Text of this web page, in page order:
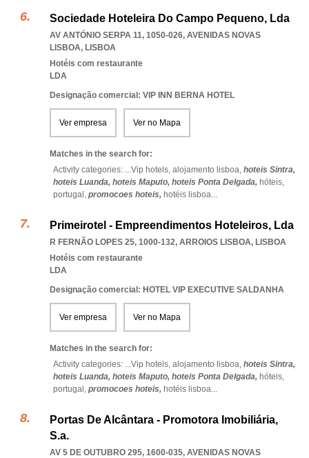
Sociedade Hoteleira Do Campo Pequeno, Lda
AV ANTÓNIO SERPA 11, 1050-026, AVENIDAS NOVAS
LISBOA, LISBOA
Hotéis com restaurante
LDA
Designação comercial: VIP INN BERNA HOTEL
Ver empresa Ver no Mapa
Matches in the search for:
Activity categories: ...Vip hotels, alojamento lisboa, hoteis Sintra,
hoteis Luanda, hoteis Maputo, hoteis Ponta Delgada, hóteis,
portugal, promocoes hoteis, hotéis lisboa...
Primeirotel - Empreendimentos Hoteleiros, Lda
R FERNÃO LOPES 25, 1000-132, ARROIOS LISBOA, LISBOA
Hotéis com restaurante
LDA
Designação comercial: HOTEL VIP EXECUTIVE SALDANHA
Ver empresa Ver no Mapa
Matches in the search for:
Activity categories: ...Vip hotels, alojamento lisboa, hoteis Sintra,
hoteis Luanda, hoteis Maputo, hoteis Ponta Delgada, hóteis,
portugal, promocoes hoteis, hotéis lisboa...
Portas De Alcântara - Promotora Imobiliária,
S.a.
AV 5 DE OUTUBRO 295, 1600-035, AVENIDAS NOVAS